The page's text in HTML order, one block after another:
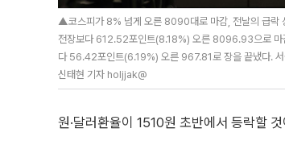
▲코스피가 8% 넘게 오른 8090대로 마감, 전날의 급락
전장보다 612.52포인트(8.18%) 오른 8096.93으로 마
다 56.42포인트(6.19%) 오른 967.81로 장을 끝냈다.
신태현 기자 holjjak@
원·달러환율이 1510원 초반에서 등락할